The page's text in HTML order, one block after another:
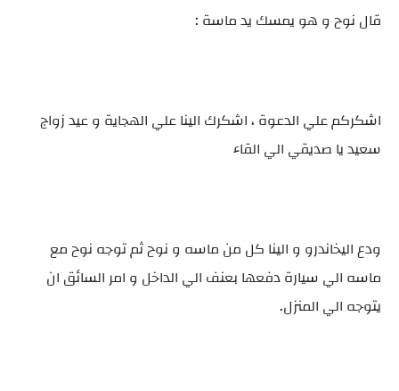
قال نوح و هو يمسك يد ماسة :
اشكركم علي الدعوة ، اشكرك الينا علي الهجاية و عيد زواج
سعيد يا صديقي الي القاء
ودع اليخاندرو و الينا كل من ماسه و نوح ثم توجه نوح مع
ماسه الي سيارة دفعها بعنف الي الداخل و امر السائق ان
يتوجه الي المنزل.